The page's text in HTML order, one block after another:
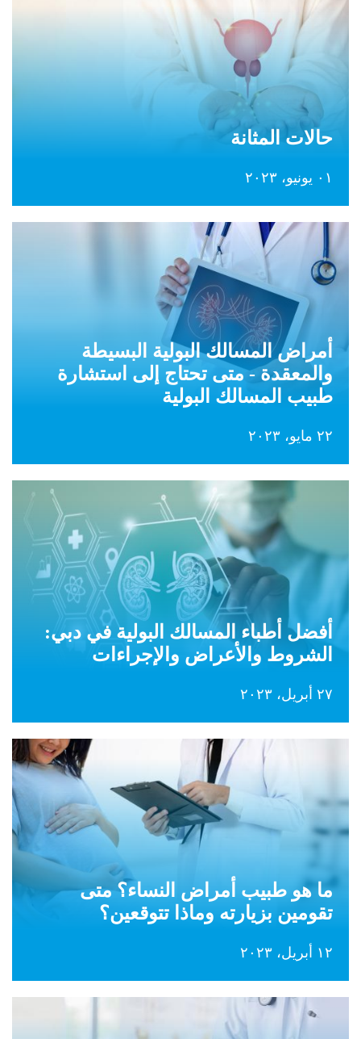
حالات المثانة
٠١ يونيو، ٢٠٢٣
أمراض المسالك البولية البسيطة
والمعقدة - متى تحتاج إلى استشارة
طبيب المسالك البولية
٢٢ مايو، ٢٠٢٣
أفضل أطباء المسالك البولية في دبي:
الشروط والأعراض والإجراءات
٢٧ أبريل، ٢٠٢٣
ما هو طبيب أمراض النساء؟ متى
تقومين بزيارته وماذا تتوقعين؟
١٢ أبريل، ٢٠٢٣